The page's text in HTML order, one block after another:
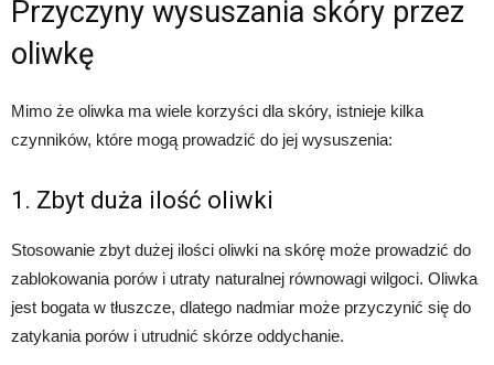
Przyczyny wysuszania skóry przez
oliwkę
Mimo że oliwka ma wiele korzyści dla skóry, istnieje kilka
czynników, które mogą prowadzić do jej wysuszenia:
1. Zbyt duża ilość oliwki
Stosowanie zbyt dużej ilości oliwki na skórę może prowadzić do
zablokowania porów i utraty naturalnej równowagi wilgoci. Oliwka
jest bogata w tłuszcze, dlatego nadmiar może przyczynić się do
zatykania porów i utrudnić skórze oddychanie.